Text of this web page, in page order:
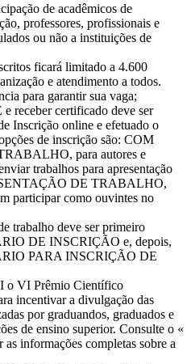
de acadêmicos de
professores, profissionais e
ou não a instituições de
ficará limitado a 4.600
e atendimento a todos.
para garantir sua vaga;
receber certificado deve ser
Inscrição online e efetuado o
de inscrição são: COM
para autores e
trabalhos para apresentação
DE TRABALHO,
participar como ouvintes no
trabalho deve ser primeiro
DE INSCRIÇÃO e, depois,
PARA INSCRIÇÃO DE
o VI Prêmio Científico
incentivar a divulgação das
por graduandos, graduados e
de ensino superior. Consulte o «
informações completas sobre a